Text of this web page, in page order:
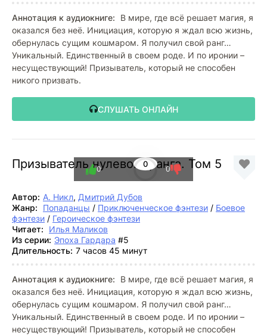
Аннотация к аудиокниге:
В мире, где всё решает магия, я
оказался без неё. Инициация, которую я ждал всю жизнь,
обернулась сущим кошмаром. Я получил свой ранг…
Уникальный. Единственный в своем роде. И по иронии –
несуществующий! Призыватель, который не способен
никого призвать.
СЛУШАТЬ ОНЛАЙН
Призыватель нулевого ранга. Том 5
0
0 0
Автор: А. Никл, Дмитрий Дубов
Жанр:
Попаданцы / Приключенческое фэнтези / Боевое
фэнтези / Героическое фэнтези
Читает:
Илья Маликов
Из серии: Эпоха Гардара #5
Длительность: 7 часов 45 минут
Аннотация к аудиокниге:
В мире, где всё решает магия, я
оказался без неё. Инициация, которую я ждал всю жизнь,
обернулась сущим кошмаром. Я получил свой ранг…
Уникальный. Единственный в своем роде. И по иронии –
несуществующий! Призыватель, который не способен